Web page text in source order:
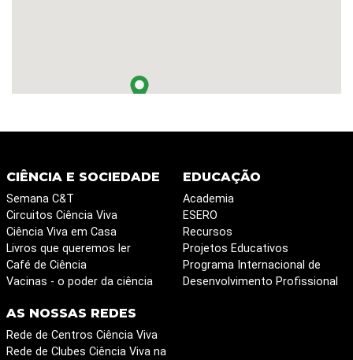
CIÊNCIA E SOCIEDADE
Semana C&T
Circuitos Ciência Viva
Ciência Viva em Casa
Livros que queremos ler
Café de Ciência
Vacinas - o poder da ciência
EDUCAÇÃO
Academia
ESERO
Recursos
Projetos Educativos
Programa Internacional de
Desenvolvimento Profissional
AS NOSSAS REDES
Rede de Centros Ciência Viva
Rede de Clubes Ciência Viva na